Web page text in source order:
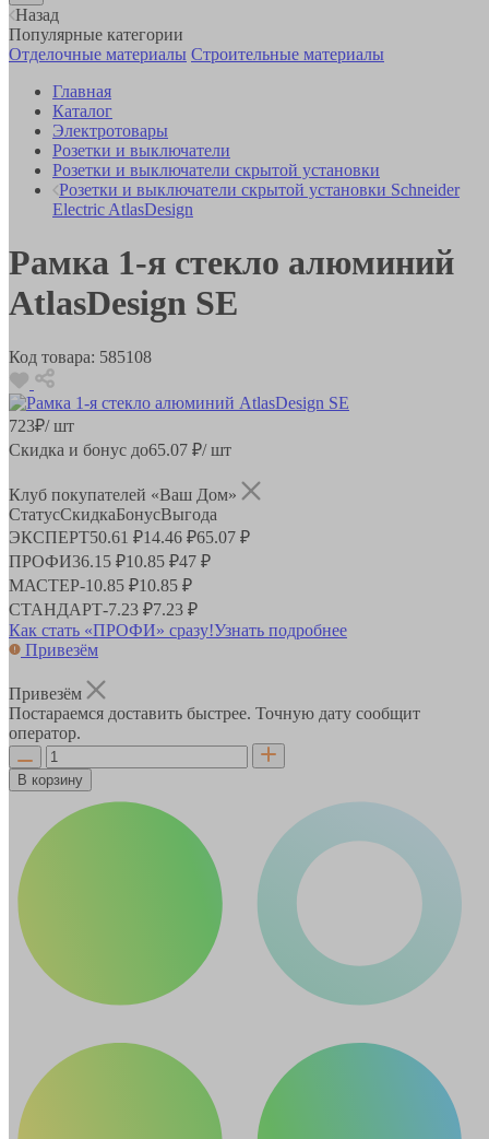
Назад
Популярные категории
Отделочные материалы Строительные материалы
Главная
Каталог
Электротовары
Розетки и выключатели
Розетки и выключатели скрытой установки
Розетки и выключатели скрытой установки Schneider
Electric AtlasDesign
Рамка 1-я стекло алюминий
AtlasDesign SE
Код товара: 585108
723₽/ шт
Скидка и бонус до65.07 ₽/ шт
Клуб покупателей «Ваш Дом»
СтатусСкидкаБонусВыгода
ЭКСПЕРТ50.61 ₽14.46 ₽65.07 ₽
ПРОФИ36.15 ₽10.85 ₽47 ₽
МАСТЕР-10.85 ₽10.85 ₽
СТАНДАРТ-7.23 ₽7.23 ₽
Как стать «ПРОФИ» сразу!Узнать подробнее
Привезём
Привезём
Постараемся доставить быстрее. Точную дату сообщит
оператор.
В корзину